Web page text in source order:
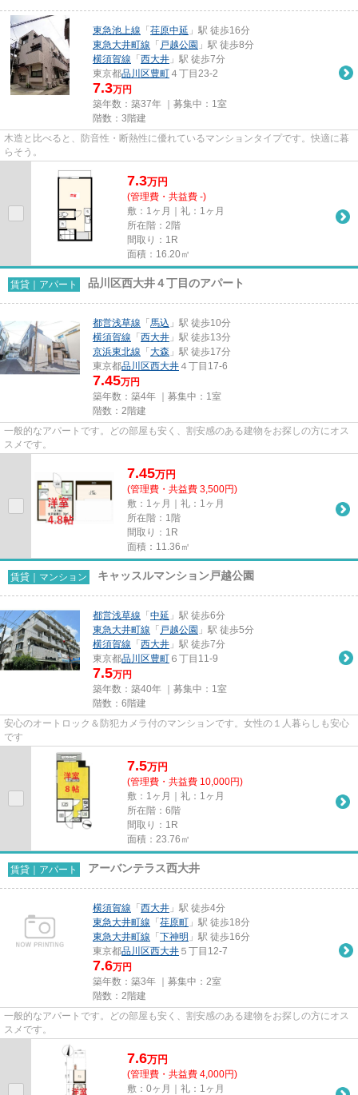
東急池上線 「 荏原中延 」駅 徒歩16分
東急大井町線 「 戸越公園 」駅 徒歩8分
横須賀線 「 西大井 」駅 徒歩7分
東京都品川区豊町 ４丁目23-2
7.3万円
築年数：築37年 ｜募集中： 1室
階数：3階建
木造と比べると、防音性・断熱性に優れているマンションタイプです。快適に暮
らそう。
7.3万円
(管理費・共益費 -)
敷：1ヶ月｜礼：1ヶ月
所在階：2階
間取り：1R
面積：16.20㎡
賃貸｜アパート 品川区西大井４丁目のアパート
都営浅草線 「 馬込 」駅 徒歩10分
横須賀線 「 西大井 」駅 徒歩13分
京浜東北線 「 大森 」駅 徒歩17分
東京都品川区西大井 ４丁目17-6
7.45万円
築年数：築4年 ｜募集中： 1室
階数：2階建
一般的なアパートです。どの部屋も安く、割安感のある建物をお探しの方にオス
スメです。
7.45万円
(管理費・共益費 3,500円)
敷：1ヶ月｜礼：1ヶ月
所在階：1階
間取り：1R
面積：11.36㎡
賃貸｜マンション キャッスルマンション戸越公園
都営浅草線 「 中延 」駅 徒歩6分
東急大井町線 「 戸越公園 」駅 徒歩5分
横須賀線 「 西大井 」駅 徒歩7分
東京都品川区豊町 ６丁目11-9
7.5万円
築年数：築40年 ｜募集中： 1室
階数：6階建
安心のオートロック＆防犯カメラ付のマンションです。女性の１人暮らしも安心
です
7.5万円
(管理費・共益費 10,000円)
敷：1ヶ月｜礼：1ヶ月
所在階：6階
間取り：1R
面積：23.76㎡
賃貸｜アパート アーバンテラス西大井
横須賀線 「 西大井 」駅 徒歩4分
東急大井町線 「 荏原町 」駅 徒歩18分
東急大井町線 「 下神明 」駅 徒歩16分
東京都品川区西大井 ５丁目12-7
7.6万円
築年数：築3年 ｜募集中： 2室
階数：2階建
一般的なアパートです。どの部屋も安く、割安感のある建物をお探しの方にオス
スメです。
7.6万円
(管理費・共益費 4,000円)
敷：0ヶ月｜礼：1ヶ月